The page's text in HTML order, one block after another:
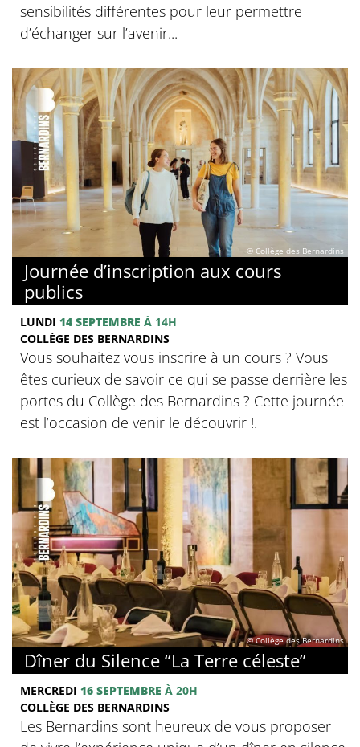
sensibilités différentes pour leur permettre
d’échanger sur l’avenir...
© Collège des Bernardins
Journée d’inscription aux cours
publics
LUNDI 14 SEPTEMBRE À 14H
COLLÈGE DES BERNARDINS
Vous souhaitez vous inscrire à un cours ? Vous
êtes curieux de savoir ce qui se passe derrière les
portes du Collège des Bernardins ? Cette journée
est l’occasion de venir le découvrir !.
© Collège des Bernardins
Dîner du Silence “La Terre céleste”
MERCREDI 16 SEPTEMBRE À 20H
COLLÈGE DES BERNARDINS
Les Bernardins sont heureux de vous proposer